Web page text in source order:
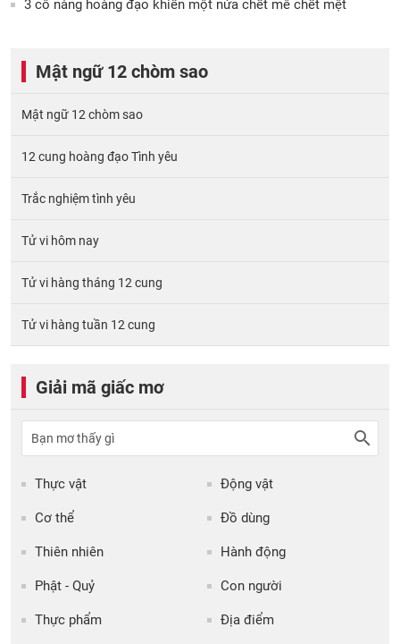
3 cô nàng hoàng đạo khiến một nửa chết mê chết mệt
Mật ngữ 12 chòm sao
Mật ngữ 12 chòm sao
12 cung hoàng đạo Tình yêu
Trắc nghiệm tình yêu
Tử vi hôm nay
Tử vi hàng tháng 12 cung
Tử vi hàng tuần 12 cung
Giải mã giấc mơ
Thực vật Động vật
Cơ thể Đồ dùng
Thiên nhiên Hành động
Phật - Quỷ Con người
Thực phẩm Địa điểm